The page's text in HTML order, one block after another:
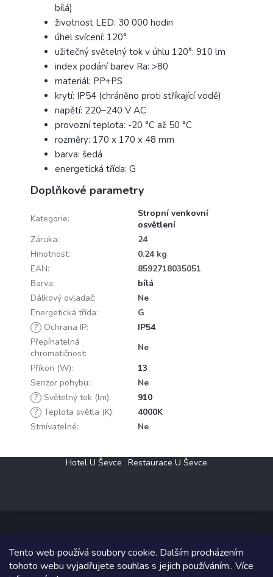
Tento web používá soubory cookie. Dalším procházením
tohoto webu vyjadřujete souhlas s jejich používáním.. Více
bílá)
životnost LED: 30 000 hodin
úhel svícení: 120°
užitečný světelný tok v úhlu 120°: 910 lm
index podání barev Ra: >80
materiál: PP+PS
krytí: IP54 (chráněno proti stříkající vodě)
napětí: 220–240 V AC
provozní teplota: -20 °C až 50 °C
rozměry: 170 x 170 x 48 mm
barva: šedá
energetická třída: G
Doplňkové parametry
Kategorie:
Stropní venkovní
osvětlení
Záruka:
24
Hmotnost:
0.24 kg
EAN:
8592718035051
Barva:
bílá
Dálkový ovladač:
Ne
Energetická třída:
G
? Ochrana IP:
IP54
Přepínatelná
chromatičnost:
Ne
Příkon (W):
13
Senzor pohybu:
Ne
? Světelný tok (lm):
910
? Teplota světla (K):
4000K
Stmívatelné: Ne
Hotel U Ševce Restaurace U Ševce
Copyright 2026Elektro Klesný s.r.o.. Všechna práva vyhrazena.